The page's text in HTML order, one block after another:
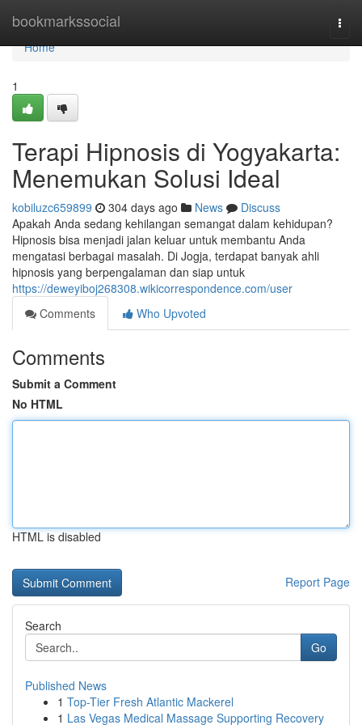
bookmarkssocial
Home
Home
1
Terapi Hipnosis di Yogyakarta:
Menemukan Solusi Ideal
kobiluzc659899 304 days ago News
Discuss
Apakah Anda sedang kehilangan semangat dalam kehidupan?
Hipnosis bisa menjadi jalan keluar untuk membantu Anda
mengatasi berbagai masalah. Di Jogja, terdapat banyak ahli
hipnosis yang berpengalaman dan siap untuk
https://deweyiboj268308.wikicorrespondence.com/user
Comments
Who Upvoted
Comments
Submit a Comment
No HTML
HTML is disabled
Report Page
Search
Go
Published News
1 Top-Tier Fresh Atlantic Mackerel
1 Las Vegas Medical Massage Supporting Recovery